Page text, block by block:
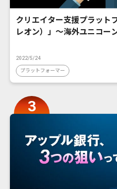
クリエイター支援プラット
レオン）」〜海外ユニコー
2022/5/24
プラットフォーマー